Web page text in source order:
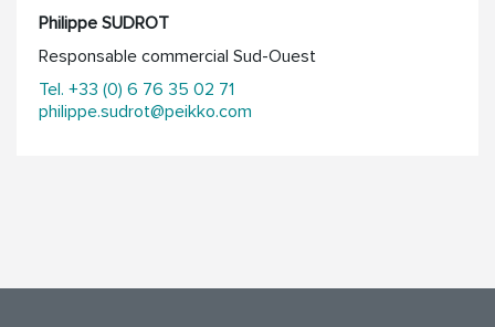
Philippe SUDROT
Responsable commercial Sud-Ouest
Tel. +33 (0) 6 76 35 02 71
philippe.sudrot@peikko.com